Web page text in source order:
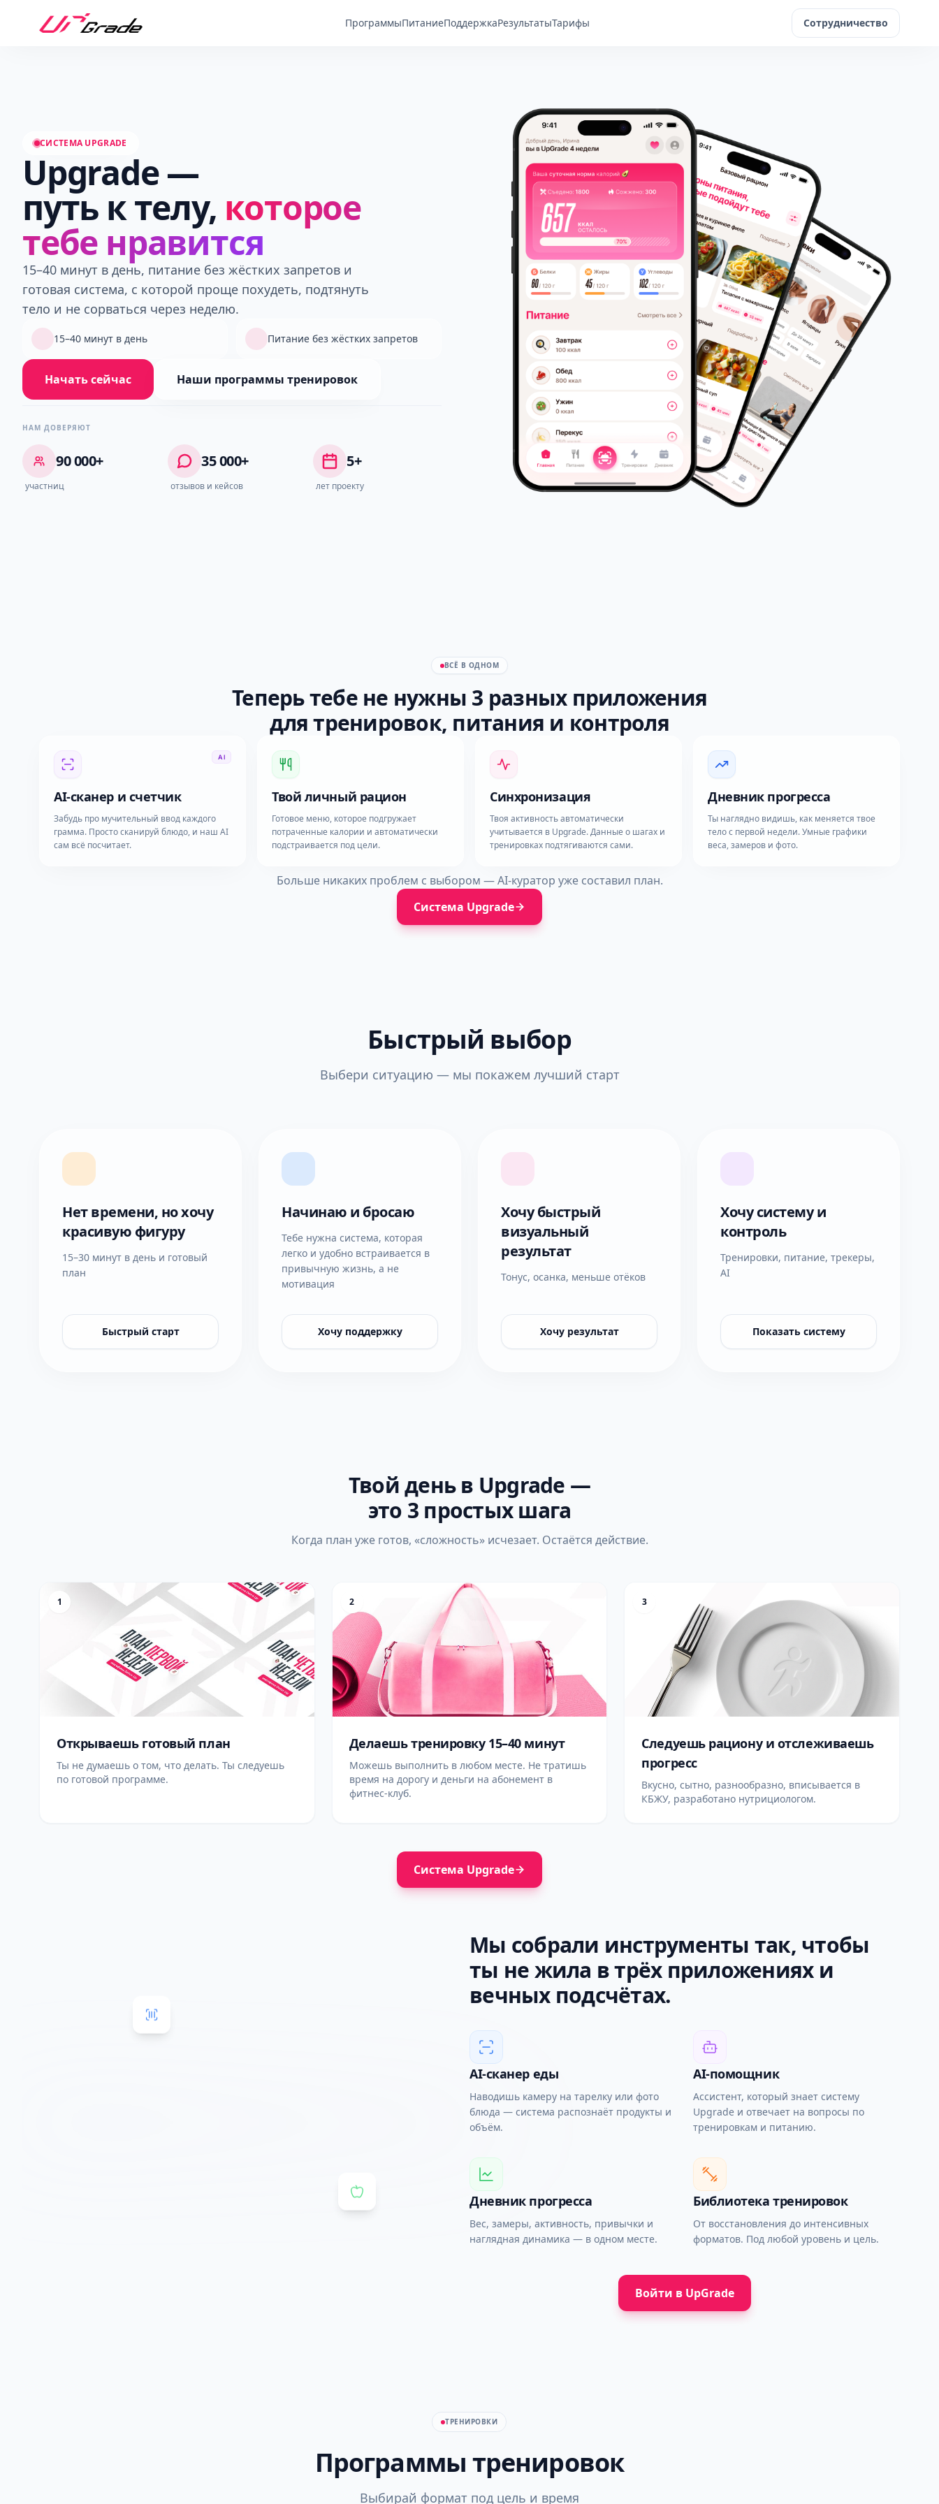
СИСТЕМА UPGRADE
Upgrade —
путь к телу, которое
тебе нравится
15–40 минут в день, питание без жёстких запретов и
готовая система, с которой проще похудеть, подтянуть
тело и не сорваться через неделю.
15–40 минут в день Питание без жёстких запретов
Начать сейчас Наши программы тренировок
НАМ ДОВЕРЯЮТ
90 000+
участниц
35 000+
отзывов и кейсов
5+
лет проекту
ВСЁ В ОДНОМ
Теперь тебе не нужны 3 разных приложения
для тренировок, питания и контроля
AI
AI-сканер и счетчик
Забудь про мучительный ввод каждого
грамма. Просто сканируй блюдо, и наш AI
сам всё посчитает.
Твой личный рацион
Готовое меню, которое подгружает
потраченные калории и автоматически
подстраивается под цели.
Синхронизация
Твоя активность автоматически
учитывается в Upgrade. Данные о шагах и
тренировках подтягиваются сами.
Дневник прогресса
Ты наглядно видишь, как меняется твое
тело с первой недели. Умные графики
веса, замеров и фото.
Больше никаких проблем с выбором — AI-куратор уже составил план.
Система Upgrade
Быстрый выбор
Выбери ситуацию — мы покажем лучший старт
Нет времени, но хочу
красивую фигуру
15–30 минут в день и готовый
план
Быстрый старт
Начинаю и бросаю
Тебе нужна система, которая
легко и удобно встраивается в
привычную жизнь, а не
мотивация
Хочу поддержку
Хочу быстрый
визуальный
результат
Тонус, осанка, меньше отёков
Хочу результат
Хочу систему и
контроль
Тренировки, питание, трекеры,
AI
Показать систему
Твой день в Upgrade —
это 3 простых шага
Когда план уже готов, «сложность» исчезает. Остаётся действие.
1
Открываешь готовый план
Ты не думаешь о том, что делать. Ты следуешь
по готовой программе.
2
Делаешь тренировку 15–40 минут
Можешь выполнить в любом месте. Не тратишь
время на дорогу и деньги на абонемент в
фитнес-клуб.
3
Следуешь рациону и отслеживаешь
прогресс
Вкусно, сытно, разнообразно, вписывается в
КБЖУ, разработано нутрициологом.
Система Upgrade
Мы собрали инструменты так, чтобы
ты не жила в трёх приложениях и
вечных подсчётах.
AI-сканер еды
Наводишь камеру на тарелку или фото
блюда — система распознаёт продукты и
объём.
AI-помощник
Ассистент, который знает систему
Upgrade и отвечает на вопросы по
тренировкам и питанию.
Дневник прогресса
Вес, замеры, активность, привычки и
наглядная динамика — в одном месте.
Библиотека тренировок
От восстановления до интенсивных
форматов. Под любой уровень и цель.
Войти в UpGrade
ТРЕНИРОВКИ
Программы тренировок
Выбирай формат под цель и время
ПрограммыПитаниеПоддержкаРезультатыТарифы Сотрудничество